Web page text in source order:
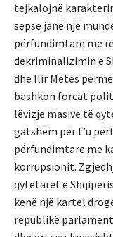
tejkalojnë
sepse janë një
përfundimtare me
dekriminalizimin e
dhe Ilir Metës
bashkon forcat
lëvizje masive të
gatshëm për t’u
përfundimtare me
korrupsionit.
qytetarët e
kenë një kartel
republikë